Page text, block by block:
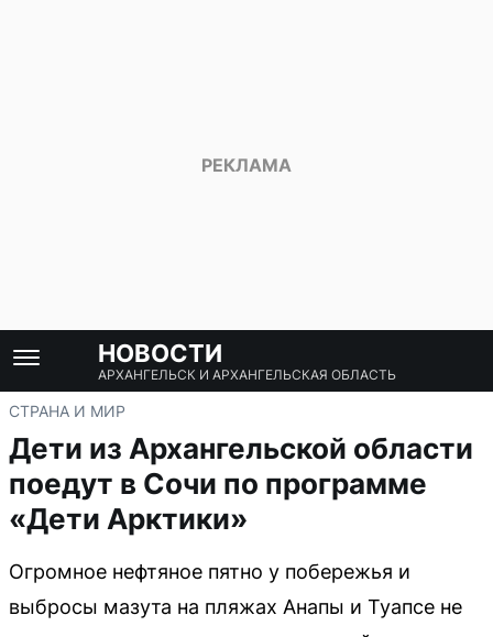
НОВОСТИ
АРХАНГЕЛЬСК И АРХАНГЕЛЬСКАЯ ОБЛАСТЬ
СТРАНА И МИР
Дети из Архангельской области
поедут в Сочи по программе
«Дети Арктики»
Огромное нефтяное пятно у побережья и
выбросы мазута на пляжах Анапы и Туапсе не